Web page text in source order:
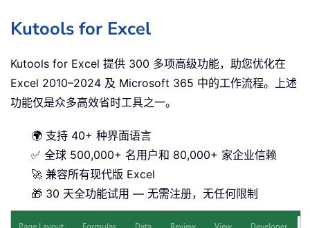
Kutools for Excel
Kutools for Excel 提供 300 多项高级功能，助您优化在
Excel 2010–2024 及 Microsoft 365 中的工作流程。上述
功能仅是众多高效省时工具之一。
🌍 支持 40+ 种界面语言
✅ 全球 500,000+ 名用户和 80,000+ 家企业信赖
🚀 兼容所有现代版 Excel
🎁 30 天全功能试用 — 无需注册，无任何限制